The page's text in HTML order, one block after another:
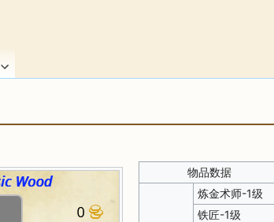
物品数据
炼金术师-1级
铁匠-1级